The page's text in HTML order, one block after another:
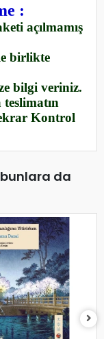
:
açılmamış
birlikte
bilgi veriniz.
teslimatın
Kontrol
bunlara da